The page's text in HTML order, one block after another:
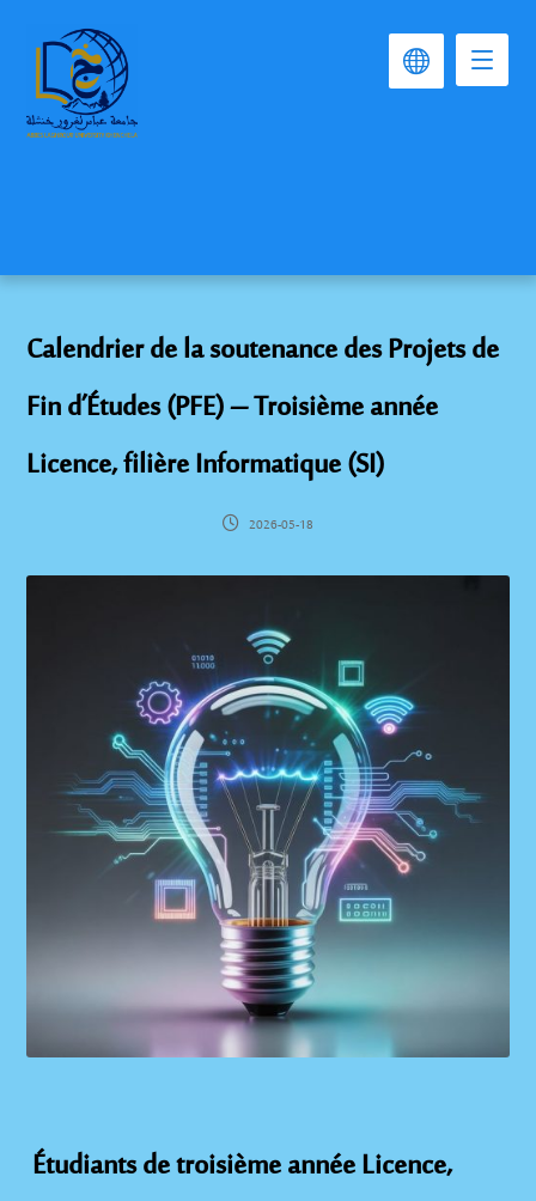
Calendrier de la soutenance des Projets de
Fin d’Études (PFE) – Troisième année
Licence, filière Informatique (SI)
2026-05-18
Étudiants de troisième année Licence,